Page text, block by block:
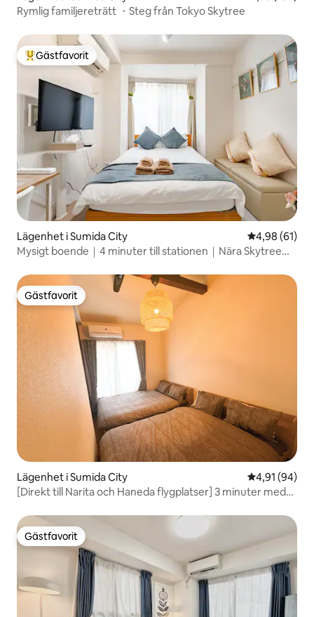
Rymlig familjereträtt ・Steg från Tokyo Skytree
Populär gästfavorit
Gästfavorit
Lägenhet i Sumida City 4,98 av 5 i
4,98 (61)
Mysigt boende｜4 minuter till stationen｜Nära Skytree
Gästfavorit
Gästfavorit
Lägenhet i Sumida City 4,91 av 5 i
4,91 (94)
[Direkt till Narita och Haneda flygplatser] 3 minuter med
Asakusa och Shibuya! Fastighet nära stationen!
Gästfavorit
Gästfavorit